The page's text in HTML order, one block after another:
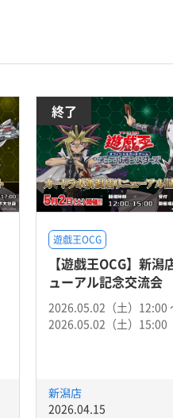
終了
遊戯王OCG
【遊戯王OCG】新潟
ューアル記念交流会
2026.05.02（土）12:00
2026.05.02（土）15:00
新潟店
2026.04.15